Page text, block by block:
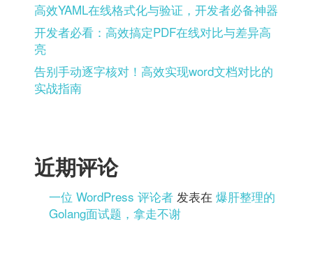
高效YAML在线格式化与验证，开发者必备神器
开发者必看：高效搞定PDF在线对比与差异高
亮
告别手动逐字核对！高效实现word文档对比的
实战指南
近期评论
一位 WordPress 评论者 发表在爆肝整理的
Golang面试题，拿走不谢